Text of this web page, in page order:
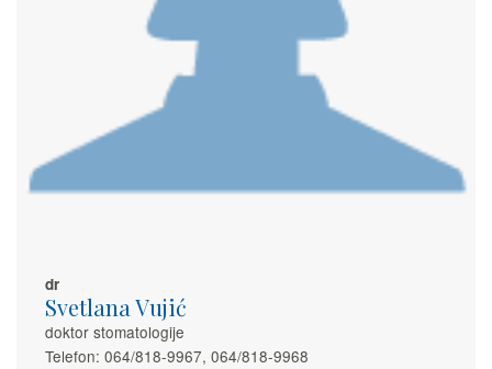
dr
Svetlana Vujić
doktor stomatologije
Telefon: 064/818-9967, 064/818-9968